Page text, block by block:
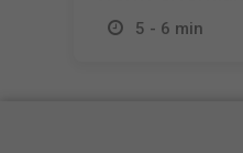
5 - 6 min